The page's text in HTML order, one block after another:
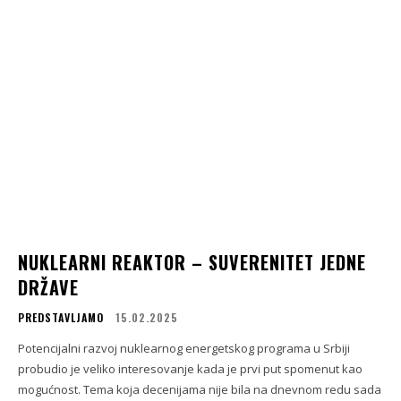
NUKLEARNI REAKTOR – SUVERENITET JEDNE
DRŽAVE
PREDSTAVLJAMO 15.02.2025
Potencijalni razvoj nuklearnog energetskog programa u Srbiji
probudio je veliko interesovanje kada je prvi put spomenut kao
mogućnost. Tema koja decenijama nije bila na dnevnom redu sada